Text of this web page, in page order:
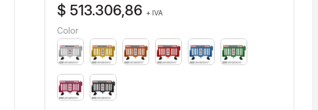
$ 513.306,86 + IVA
Color